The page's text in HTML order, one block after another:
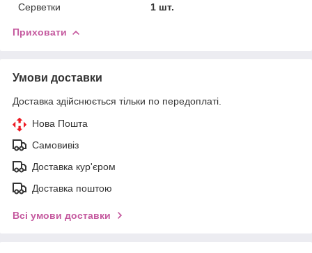
Серветки
1 шт.
Приховати
Умови доставки
Доставка здійснюється тільки по передоплаті.
Нова Пошта
Самовивіз
Доставка кур'єром
Доставка поштою
Всі умови доставки